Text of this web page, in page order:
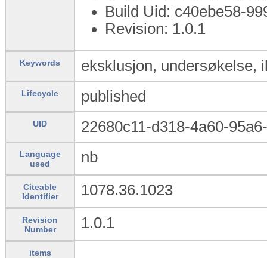
Build Uid: c40ebe58-
Revision: 1.0.1
Keywords eksklusjon, undersøkelse,
Lifecycle published
UID 22680c11-d318-4a60-
Language
used
nb
Citeable
Identifier
1078.36.1023
Revision
Number
1.0.1
items